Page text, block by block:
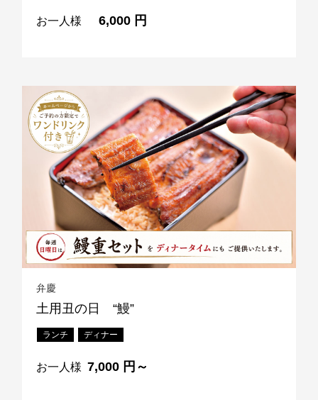
お一人様 6,000 円
弁慶
土用丑の日 “鰻”
ランチ ディナー
お一人様 7,000 円～